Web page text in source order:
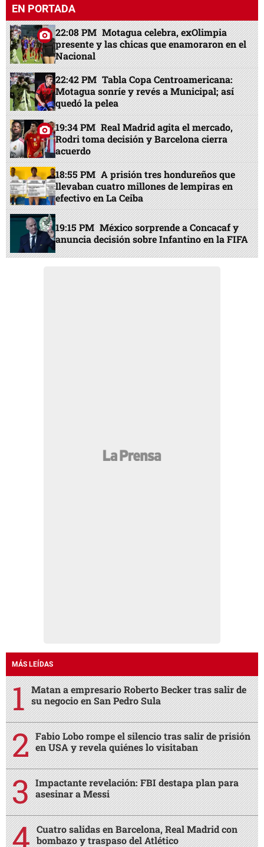
EN PORTADA
22:08 PM Motagua celebra, exOlimpia
presente y las chicas que enamoraron en el
Nacional
22:42 PM Tabla Copa Centroamericana:
Motagua sonríe y revés a Municipal; así
quedó la pelea
19:34 PM Real Madrid agita el mercado,
Rodri toma decisión y Barcelona cierra
acuerdo
18:55 PM A prisión tres hondureños que
llevaban cuatro millones de lempiras en
efectivo en La Ceiba
19:15 PM México sorprende a Concacaf y
anuncia decisión sobre Infantino en la FIFA
MÁS LEÍDAS
Matan a empresario Roberto Becker tras salir de
su negocio en San Pedro Sula
Fabio Lobo rompe el silencio tras salir de prisión
en USA y revela quiénes lo visitaban
Impactante revelación: FBI destapa plan para
asesinar a Messi
Cuatro salidas en Barcelona, Real Madrid con
bombazo y traspaso del Atlético